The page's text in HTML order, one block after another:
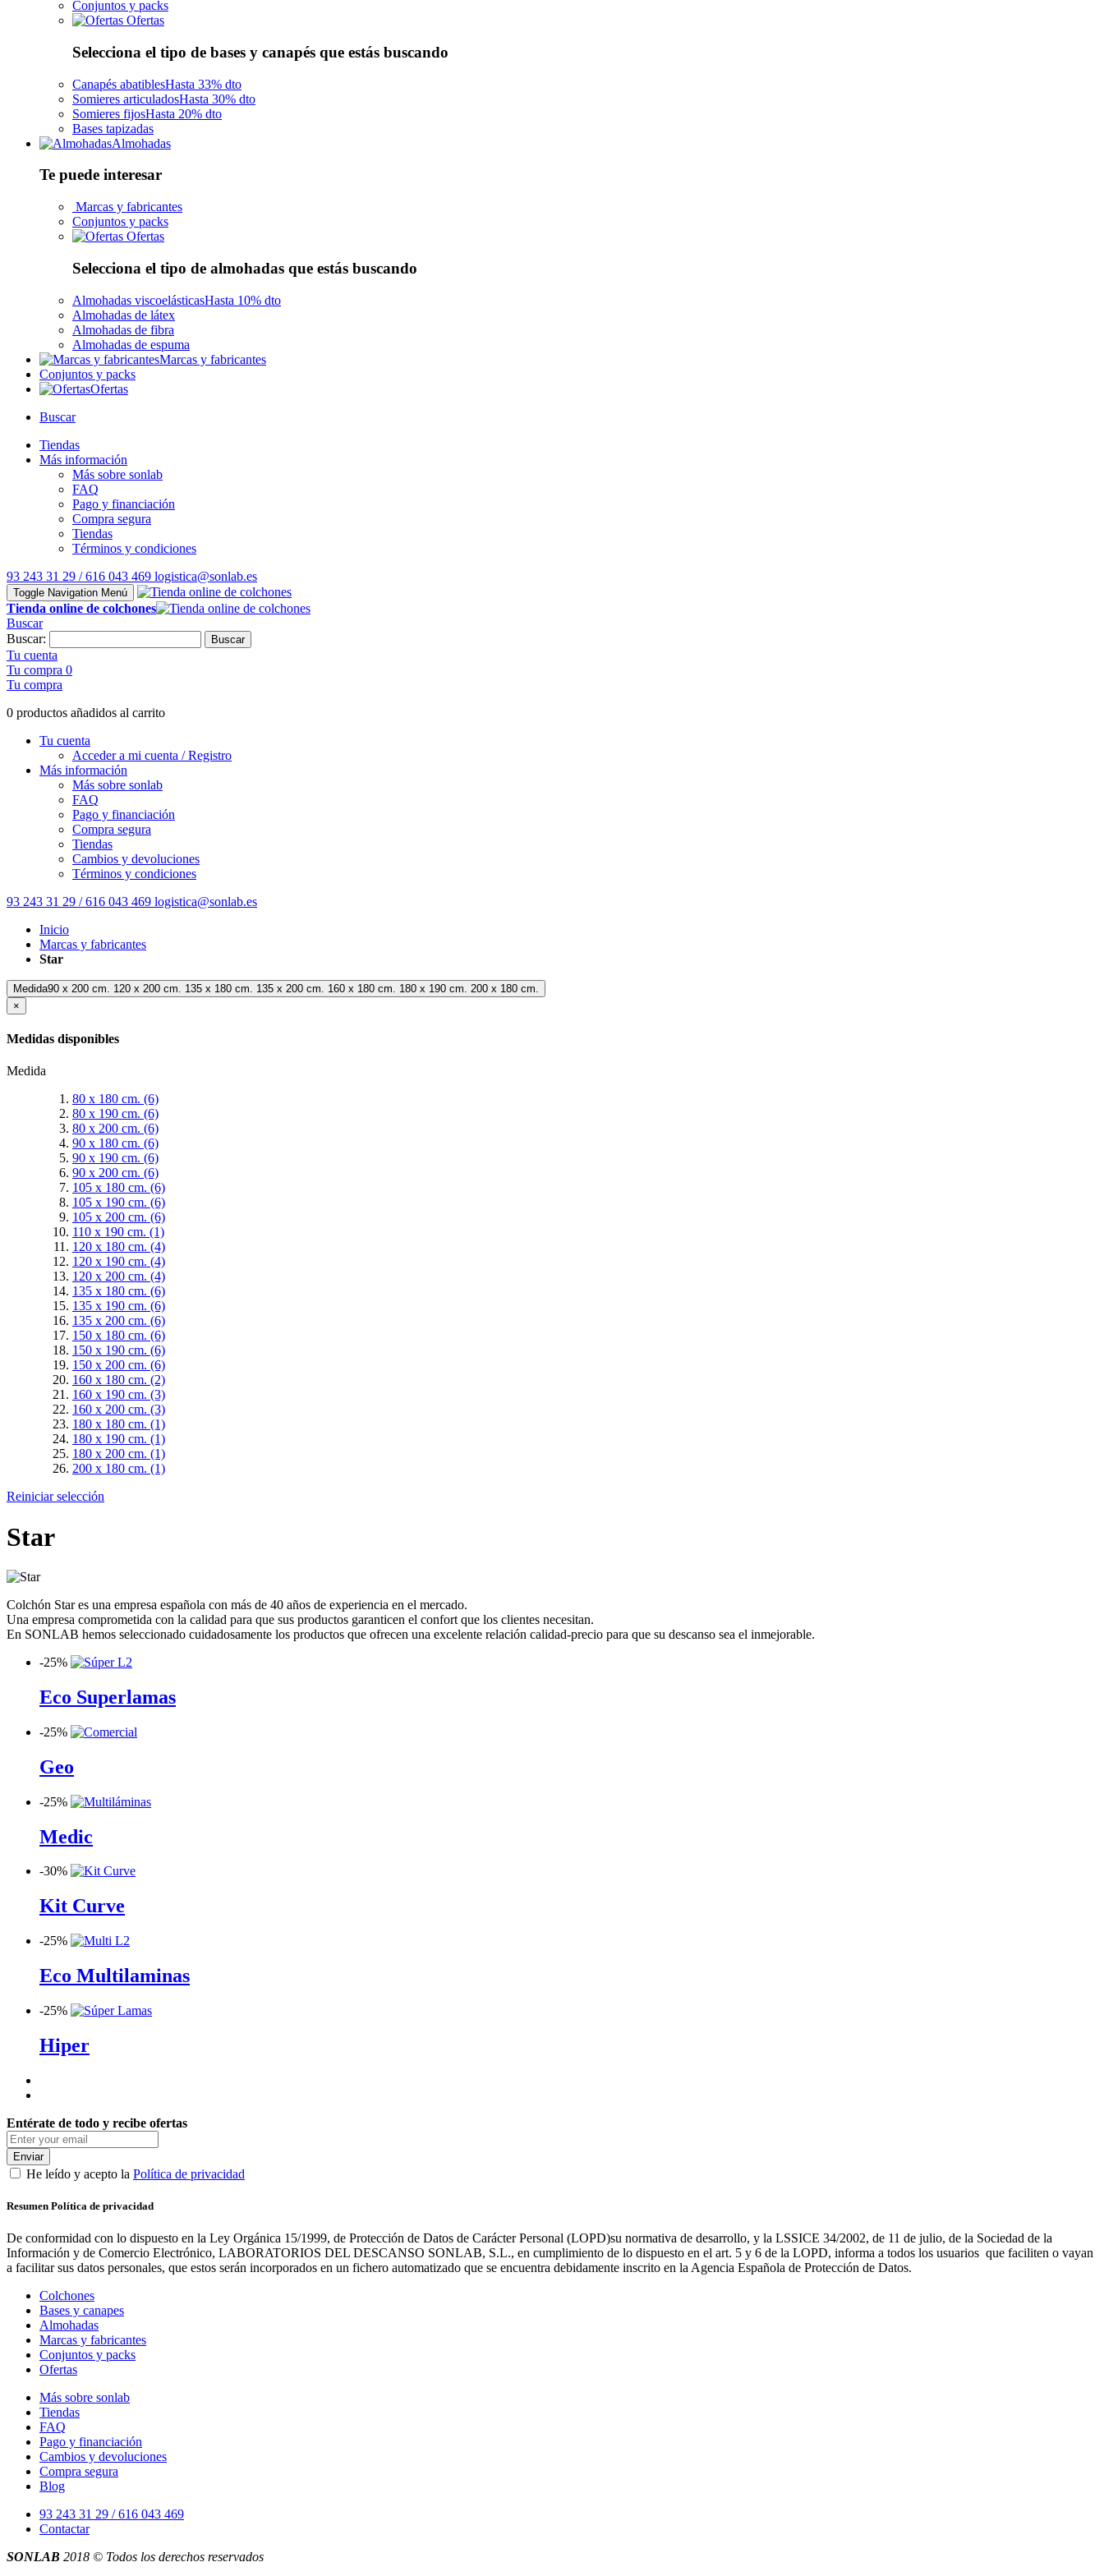
Conjuntos y packs
Ofertas
Selecciona el tipo de bases y canapés que estás buscando
Canapés abatiblesHasta 33% dto
Somieres articuladosHasta 30% dto
Somieres fijosHasta 20% dto
Bases tapizadas
Almohadas
Te puede interesar
Marcas y fabricantes
Conjuntos y packs
Ofertas
Selecciona el tipo de almohadas que estás buscando
Almohadas viscoelásticasHasta 10% dto
Almohadas de látex
Almohadas de fibra
Almohadas de espuma
Marcas y fabricantes
Conjuntos y packs
Ofertas
Buscar
Tiendas
Más información
Más sobre sonlab
FAQ
Pago y financiación
Compra segura
Tiendas
Términos y condiciones
93 243 31 29 / 616 043 469 logistica@sonlab.es
Toggle Navigation Menú
Tienda online de colchones
Buscar
Buscar:
Buscar
Tu cuenta
Tu compra 0
Tu compra
0 productos añadidos al carrito
Tu cuenta
Acceder a mi cuenta / Registro
Más información
Más sobre sonlab
FAQ
Pago y financiación
Compra segura
Tiendas
Cambios y devoluciones
Términos y condiciones
93 243 31 29 / 616 043 469 logistica@sonlab.es
Inicio
Marcas y fabricantes
Star
Medida90 x 200 cm. 120 x 200 cm. 135 x 180 cm. 135 x 200 cm. 160 x 180 cm. 180 x 190 cm. 200 x 180 cm.
×
Medidas disponibles
Medida
80 x 180 cm. (6)
80 x 190 cm. (6)
80 x 200 cm. (6)
90 x 180 cm. (6)
90 x 190 cm. (6)
90 x 200 cm. (6)
105 x 180 cm. (6)
105 x 190 cm. (6)
105 x 200 cm. (6)
110 x 190 cm. (1)
120 x 180 cm. (4)
120 x 190 cm. (4)
120 x 200 cm. (4)
135 x 180 cm. (6)
135 x 190 cm. (6)
135 x 200 cm. (6)
150 x 180 cm. (6)
150 x 190 cm. (6)
150 x 200 cm. (6)
160 x 180 cm. (2)
160 x 190 cm. (3)
160 x 200 cm. (3)
180 x 180 cm. (1)
180 x 190 cm. (1)
180 x 200 cm. (1)
200 x 180 cm. (1)
Reiniciar selección
Star
Colchón Star es una empresa española con más de 40 años de experiencia en el mercado.
Una empresa comprometida con la calidad para que sus productos garanticen el confort que los clientes necesitan.
En SONLAB hemos seleccionado cuidadosamente los productos que ofrecen una excelente relación calidad-precio para que su descanso sea el inmejorable.
-25%
Eco Superlamas
-25%
Geo
-25%
Medic
-30%
Kit Curve
-25%
Eco Multilaminas
-25%
Hiper
Entérate de todo y recibe ofertas
Enviar
He leído y acepto la Política de privacidad
Resumen Política de privacidad
De conformidad con lo dispuesto en la Ley Orgánica 15/1999, de Protección de Datos de Carácter Personal (LOPD)su normativa de desarrollo, y la LSSICE 34/2002, de 11 de julio, de la Sociedad de la
Información y de Comercio Electrónico, LABORATORIOS DEL DESCANSO SONLAB, S.L., en cumplimiento de lo dispuesto en el art. 5 y 6 de la LOPD, informa a todos los usuarios que faciliten o vayan
a facilitar sus datos personales, que estos serán incorporados en un fichero automatizado que se encuentra debidamente inscrito en la Agencia Española de Protección de Datos.
Colchones
Bases y canapes
Almohadas
Marcas y fabricantes
Conjuntos y packs
Ofertas
Más sobre sonlab
Tiendas
FAQ
Pago y financiación
Cambios y devoluciones
Compra segura
Blog
93 243 31 29 / 616 043 469
Contactar
SONLAB 2018 © Todos los derechos reservados